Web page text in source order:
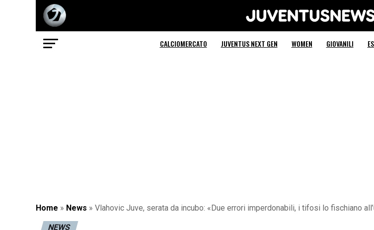
Juventus News 24
CALCIOMERCATO JUVENTUS NEXT GEN WOMEN GIOVANILI
Home » News » Vlahovic Juve, serata da incubo: «Due errori imperdonabili, i tifosi lo fischiano
NEWS